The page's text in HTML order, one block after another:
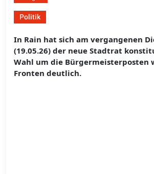
Politik
In Rain hat sich am vergangenen
(19.05.26) der neue Stadtrat
Wahl um die Bürgermeisterposten
Fronten deutlich.